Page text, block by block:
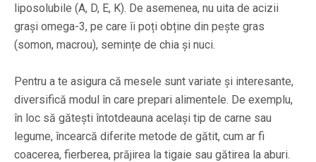
liposolubile (A, D, E, K). De asemenea, nu uita de acizii
grași omega-3, pe care îi poți obține din pește gras
(somon, macrou), semințe de chia și nuci.
Pentru a te asigura că mesele sunt variate și interesante,
diversifică modul în care prepari alimentele. De exemplu,
în loc să gătești întotdeauna același tip de carne sau
legume, încearcă diferite metode de gătit, cum ar fi
coacerea, fierberea, prăjirea la tigaie sau gătirea la aburi.